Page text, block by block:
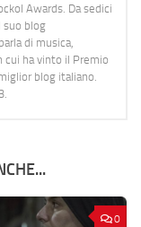
Awards. Da sedici
suo blog
di musica,
cui ha vinto il Premio
blog italiano.
0